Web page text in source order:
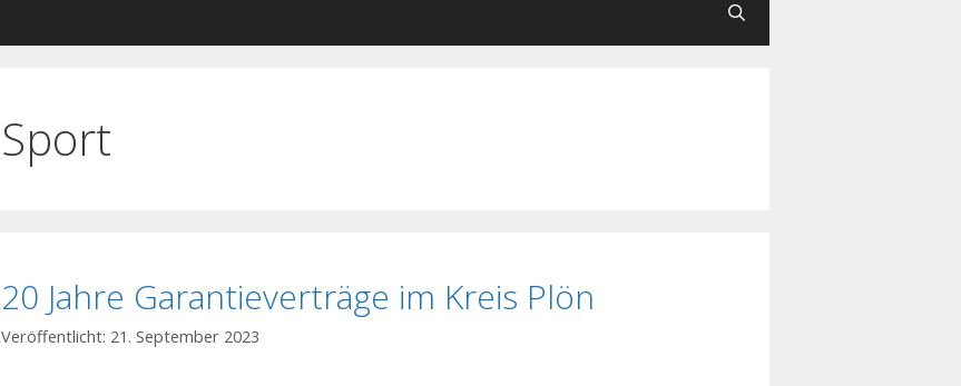
Sport
20 Jahre Garantieverträge im Kreis Plön
21. September 2023